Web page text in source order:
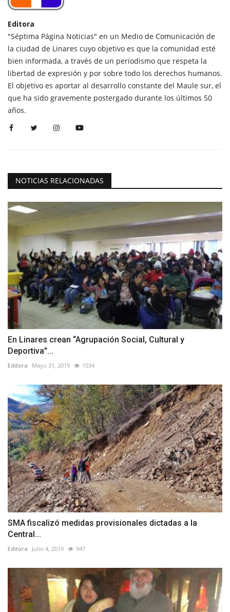
Editora
"Séptima Página Noticias" en un Medio de Comunicación de
la ciudad de Linares cuyo objetivo es que la comunidad esté
bien informada, a través de un periodismo que respeta la
libertad de expresión y por sobre todo los derechos humanos.
El objetivo es aportar al desarrollo constante del Maule sur, el
que ha sido gravemente postergado durante los últimos 50
años.
NOTICIAS RELACIONADAS
En Linares crean “Agrupación Social, Cultural y
Deportiva”...
Editora Mayo 31, 2019 1034
SMA fiscalizó medidas provisionales dictadas a la
Central...
Editora Julio 4, 2019 947